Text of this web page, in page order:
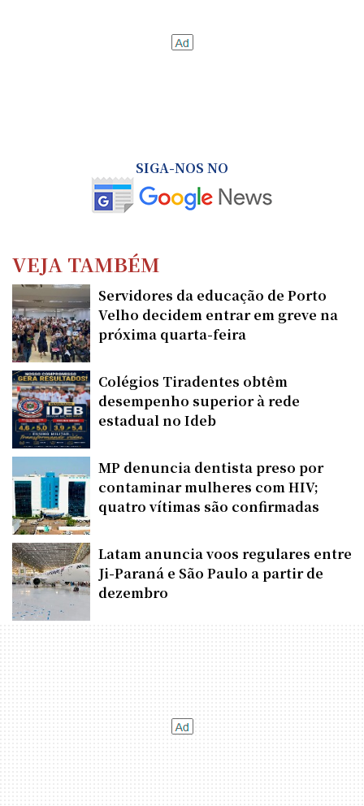
SIGA-NOS NO
VEJA TAMBÉM
Servidores da educação de Porto
Velho decidem entrar em greve na
próxima quarta-feira
Colégios Tiradentes obtêm
desempenho superior à rede
estadual no Ideb
MP denuncia dentista preso por
contaminar mulheres com HIV;
quatro vítimas são confirmadas
Latam anuncia voos regulares entre
Ji-Paraná e São Paulo a partir de
dezembro